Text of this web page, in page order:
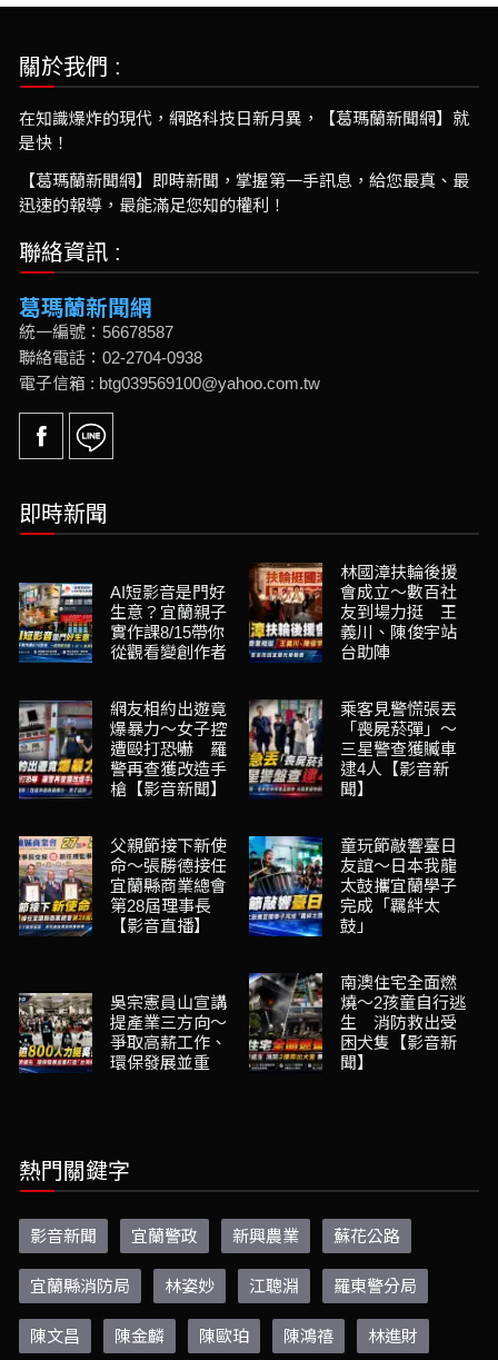
關於我們 :
在知識爆炸的現代，網路科技日新月異，【葛瑪蘭新聞網】就
是快！
【葛瑪蘭新聞網】即時新聞，掌握第一手訊息，給您最真、最
迅速的報導，最能滿足您知的權利！
聯絡資訊 :
葛瑪蘭新聞網
統一編號：56678587
聯絡電話：02-2704-0938
電子信箱 : btg039569100@yahoo.com.tw
即時新聞
AI短影音是門好
生意？宜蘭親子
實作課8/15帶你
從觀看變創作者
林國漳扶輪後援
會成立～數百社
友到場力挺 王
義川、陳俊宇站
台助陣
網友相約出遊竟
爆暴力～女子控
遭毆打恐嚇 羅
警再查獲改造手
槍【影音新聞】
乘客見警慌張丟
「喪屍菸彈」～
三星警查獲贓車
逮4人【影音新
聞】
父親節接下新使
命～張勝德接任
宜蘭縣商業總會
第28屆理事長
【影音直播】
童玩節敲響臺日
友誼～日本我龍
太鼓攜宜蘭學子
完成「羈絆太
鼓」
吳宗憲員山宣講
提產業三方向～
爭取高薪工作、
環保發展並重
南澳住宅全面燃
燒～2孩童自行逃
生 消防救出受
困犬隻【影音新
聞】
熱門關鍵字
影音新聞 宜蘭警政 新興農業 蘇花公路
宜蘭縣消防局 林姿妙 江聰淵 羅東警分局
陳文昌 陳金麟 陳歐珀 陳鴻禧 林進財